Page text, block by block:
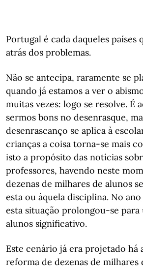
Portugal é cada daqueles países
atrás dos problemas.
Não se antecipa, raramente se
quando já estamos a ver o
muitas vezes: logo se resolve. É
sermos bons no desenrasque,
desenrascanço se aplica à
crianças a coisa torna-se mais
isto a propósito das notícias
professores, havendo neste
dezenas de milhares de alunos
esta ou àquela disciplina. No
esta situação prolongou-se
alunos significativo.
Este cenário já era projetado há
reforma de dezenas de milhares